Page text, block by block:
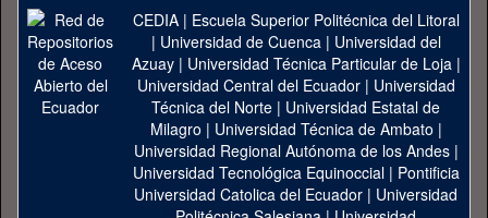
CEDIA| Escuela Superior Politécnica del Litoral
| Universidad de Cuenca| Universidad del
Azuay| Universidad Técnica Particular de Loja|
Universidad Central del Ecuador| Universidad
Técnica del Norte | Universidad Estatal de
Milagro | Universidad Técnica de Ambato |
Universidad Regional Autónoma de los Andes|
Universidad Tecnológica Equinoccial| Pontificia
Universidad Catolica del Ecuador | Universidad